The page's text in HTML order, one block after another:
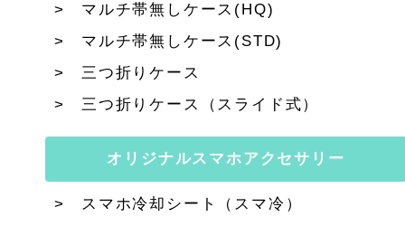
マルチ帯無しケース(HQ)
マルチ帯無しケース(STD)
三つ折りケース
三つ折りケース（スライド式）
オリジナルスマホアクセサリー
スマホ冷却シート（スマ冷）